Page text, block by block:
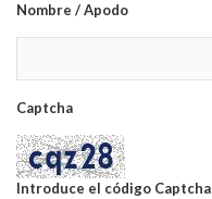
Nombre / Apodo
Captcha
Introduce el código Captcha